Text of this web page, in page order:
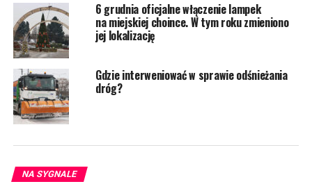
6 grudnia oficjalne włączenie lampek
na miejskiej choince. W tym roku zmieniono
jej lokalizację
Gdzie interweniować w sprawie odśnieżania
dróg?
NA SYGNALE